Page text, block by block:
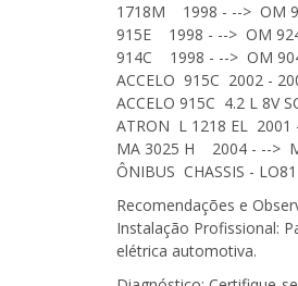
1718M 1998 - --> OM
915E 1998 - --> OM
914C 1998 - --> OM
ACCELO 915C 2002 -
ACCELO 915C 4.2 L 8V
ATRON L 1218 EL
MA 3025 H 2004 - -->
ÔNIBUS CHASSIS -
Recomendações e
Instalação Profissional:
elétrica automotiva.